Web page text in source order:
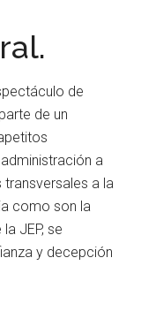
de
de un
a
a la
como son la
JEP, se
y decepción